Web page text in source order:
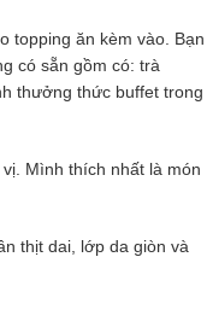
topping ăn kèm vào. Bạn
có sẵn gồm có: trà
thưởng thức buffet trong
Mình thích nhất là món
thịt dai, lớp da giòn và